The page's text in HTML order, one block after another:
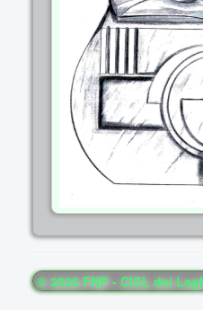
© 2026 FNP - CISL dei